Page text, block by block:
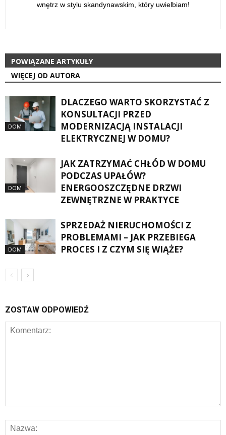
wnętrz w stylu skandynawskim, który uwielbiam!
POWIĄZANE ARTYKUŁY
WIĘCEJ OD AUTORA
DOM
DLACZEGO WARTO SKORZYSTAĆ Z
KONSULTACJI PRZED
MODERNIZACJĄ INSTALACJI
ELEKTRYCZNEJ W DOMU?
DOM
JAK ZATRZYMAĆ CHŁÓD W DOMU
PODCZAS UPAŁÓW?
ENERGOOSZCZĘDNE DRZWI
ZEWNĘTRZNE W PRAKTYCE
DOM
SPRZEDAŻ NIERUCHOMOŚCI Z
PROBLEMAMI – JAK PRZEBIEGA
PROCES I Z CZYM SIĘ WIĄŻE?
ZOSTAW ODPOWIEDŹ